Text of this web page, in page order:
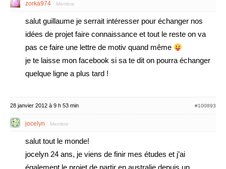
zorka974 Membre
salut guillaume je serrait intéresser pour échanger nos
idées de projet faire connaissance et tout le reste on va
pas ce faire une lettre de motiv quand même
je te laisse mon facebook si sa te dit on pourra échanger
quelque ligne a plus tard !
28 janvier 2012 à 9 h 53 min #100893
jocelyn Membre
salut tout le monde!
jocelyn 24 ans, je viens de finir mes études et j’ai
également le projet de partir en australie depuis un